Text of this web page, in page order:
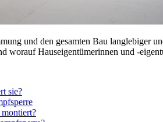
und den gesamten Bau langlebiger
worauf Hauseigentümerinnen und -
sie?